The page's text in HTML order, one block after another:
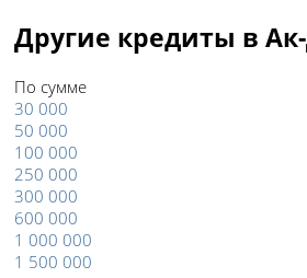
Другие кредиты в
По сумме
30 000
50 000
100 000
250 000
300 000
600 000
1 000 000
1 500 000